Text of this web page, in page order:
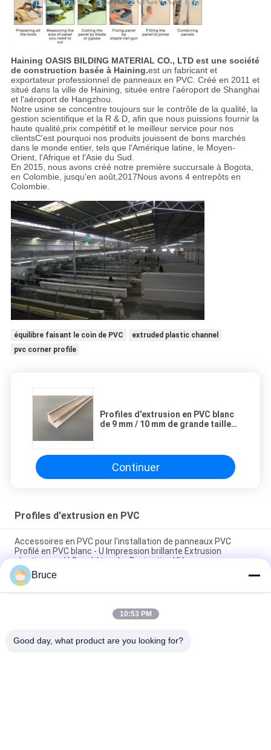
Haining OASIS BILDING MATERIAL CO., LTD est une société
de construction basée à Haining.est un fabricant et
exportateur professionnel de panneaux en PVC. Créé en 2011 et
situé dans la ville de Haining, située entre l'aéroport de Shanghai
et l'aéroport de Hangzhou.
Notre usine se concentre toujours sur le contrôle de la qualité, la
gestion scientifique et la R & D, afin que nous puissions fournir la
haute qualité,prix compétitif et le meilleur service pour nos
clientsC'est pourquoi nos produits jouissent de bons marchés
dans le monde entier, tels que l'Amérique latine, le Moyen-
Orient, l'Afrique et l'Asie du Sud.
En 2015, nous avons créé notre première succursale à Bogota,
en Colombie, jusqu'en août,2017Nous avons 4 entrepôts en
Colombie.
équilibre faisant le coin de PVC
extruded plastic channel
pvc corner profile
Profiles d'extrusion en PVC blanc
de 9 mm / 10 mm de grande taille
Continuer
Profiles d'extrusion en PVC
Accessoires en PVC pour l'installation de panneaux PVC
Profilé en PVC blanc - U Impression brillante Extrusion
plastique en U Canal étanche Protection UV
Profiles d'extrusion en PVC étanches avec traitement de
surface d'impression
Profiles en plastique extrudés à l'extérieur / Profiles en PVC
Bruce
10:53 PM
Good day, what product are you looking for?